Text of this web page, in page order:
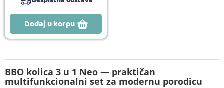
BBO kolica 3 u 1 Neo — praktičan
multifunkcionalni set za modernu porodicu
Dodaj u korpu